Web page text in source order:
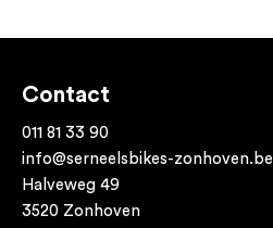
Contact
011 81 33 90
info@serneelsbikes-zonhoven.be
Halveweg 49
3520 Zonhoven